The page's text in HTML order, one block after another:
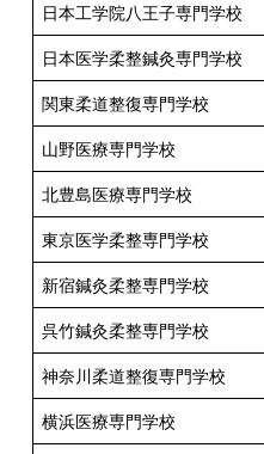
日本工学院八王子専門学校
日本医学柔整鍼灸専門学校
関東柔道整復専門学校
山野医療専門学校
北豊島医療専門学校
東京医学柔整専門学校
新宿鍼灸柔整専門学校
呉竹鍼灸柔整専門学校
神奈川柔道整復専門学校
横浜医療専門学校